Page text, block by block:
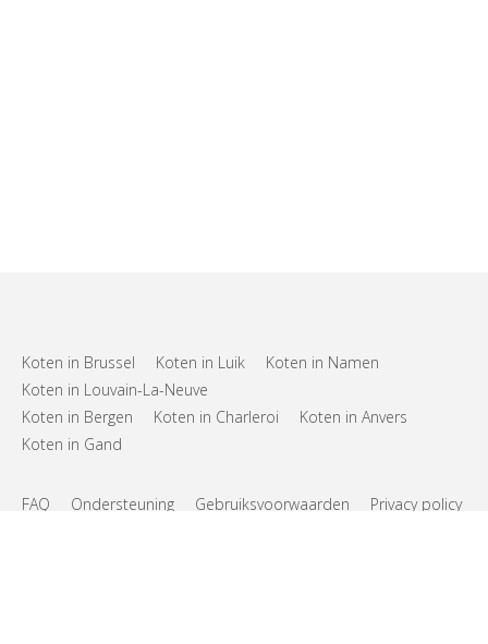
Koten in Brussel Koten in Luik
Koten in Namen
Koten in Louvain-La-Neuve
Koten in Bergen
Koten in Charleroi
Koten in Anvers
Koten in Gand
FAQ Ondersteuning Gebruiksvoorwaarden Privacy policy